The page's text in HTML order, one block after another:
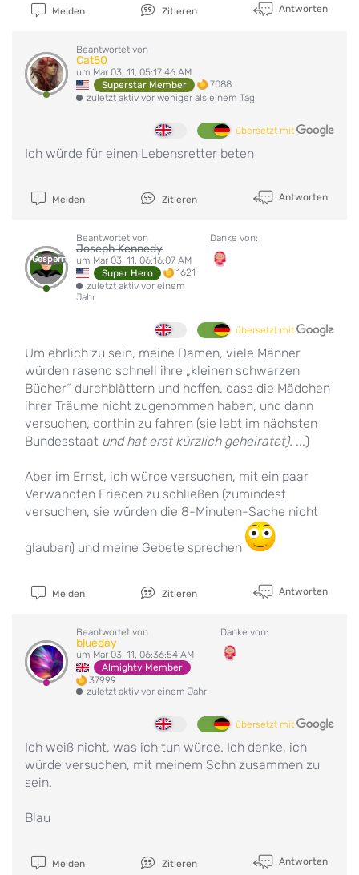
Melden Zitieren Antworten
Beantwortet von
Cat50
um Mar 03, 11, 05:17:46 AM
Superstar Member
7088
zuletzt aktiv vor weniger als einem Tag
übersetzt mit
Ich würde für einen Lebensretter beten
Melden Zitieren Antworten
Gesperrt
Beantwortet von
Joseph Kennedy
um Mar 03, 11, 06:16:07 AM
Super Hero
1621
zuletzt aktiv vor einem
Jahr
Danke von:
übersetzt mit
Um ehrlich zu sein, meine Damen, viele Männer
würden rasend schnell ihre „kleinen schwarzen
Bücher“ durchblättern und hoffen, dass die Mädchen
ihrer Träume nicht zugenommen haben, und dann
versuchen, dorthin zu fahren (sie lebt im nächsten
Bundesstaat und hat erst kürzlich geheiratet). ...)
Aber im Ernst, ich würde versuchen, mit ein paar
Verwandten Frieden zu schließen (zumindest
versuchen, sie würden die 8-Minuten-Sache nicht
glauben) und meine Gebete sprechen
Melden Zitieren Antworten
Beantwortet von
blueday
um Mar 03, 11, 06:36:54 AM
Almighty Member
37999
zuletzt aktiv vor einem Jahr
Danke von:
übersetzt mit
Ich weiß nicht, was ich tun würde. Ich denke, ich
würde versuchen, mit meinem Sohn zusammen zu
sein.
Blau
Melden Zitieren Antworten